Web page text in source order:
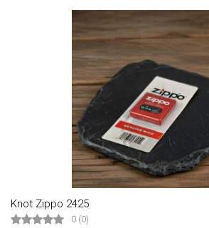
Knot Zippo 2425
0 (0)